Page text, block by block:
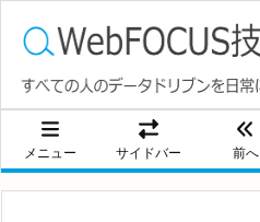
メニュー サイドバー 前へ